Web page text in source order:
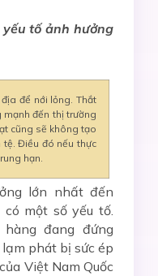
tố ảnh hưởng
để nới lỏng. Thắt
đến thị trường
cũng sẽ không tạo
Điều đó nếu thực
hạn.
lớn nhất đến
một số yếu tố.
đang đứng
phát bị sức ép
Việt Nam Quốc